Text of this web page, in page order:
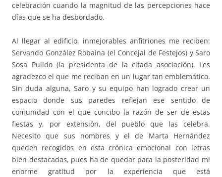
celebración cuando la magnitud de las percepciones hace
días que se ha desbordado.
Al llegar al edificio, inmejorables anfitriones me reciben:
Servando González Robaina (el Concejal de Festejos) y Saro
Sosa Pulido (la presidenta de la citada asociación). Les
agradezco el que me reciban en un lugar tan emblemático.
Sin duda alguna, Saro y su equipo han logrado crear un
espacio donde sus paredes reflejan ese sentido de
comunidad con el que concibo la razón de ser de estas
fiestas y, por extensión, del pueblo que las celebra.
Necesito que sus nombres y el de Marta Hernández
queden recogidos en esta crónica emocional con letras
bien destacadas, pues ha de quedar para la posteridad mi
enorme gratitud por la experiencia que está